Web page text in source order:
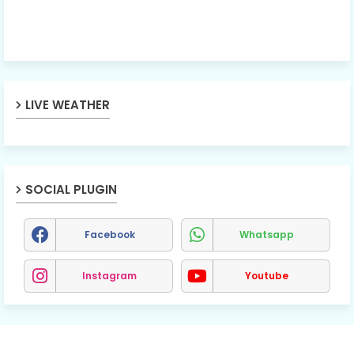
LIVE WEATHER
SOCIAL PLUGIN
Facebook Whatsapp
Instagram Youtube